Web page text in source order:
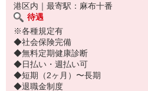
港区内｜最寄駅：麻布十番
待遇
※各種規定有
◆社会保険完備
◆無料定期健康診断
◆日払い・週払い可
◆短期（2ヶ月）〜長期
◆退職金制度